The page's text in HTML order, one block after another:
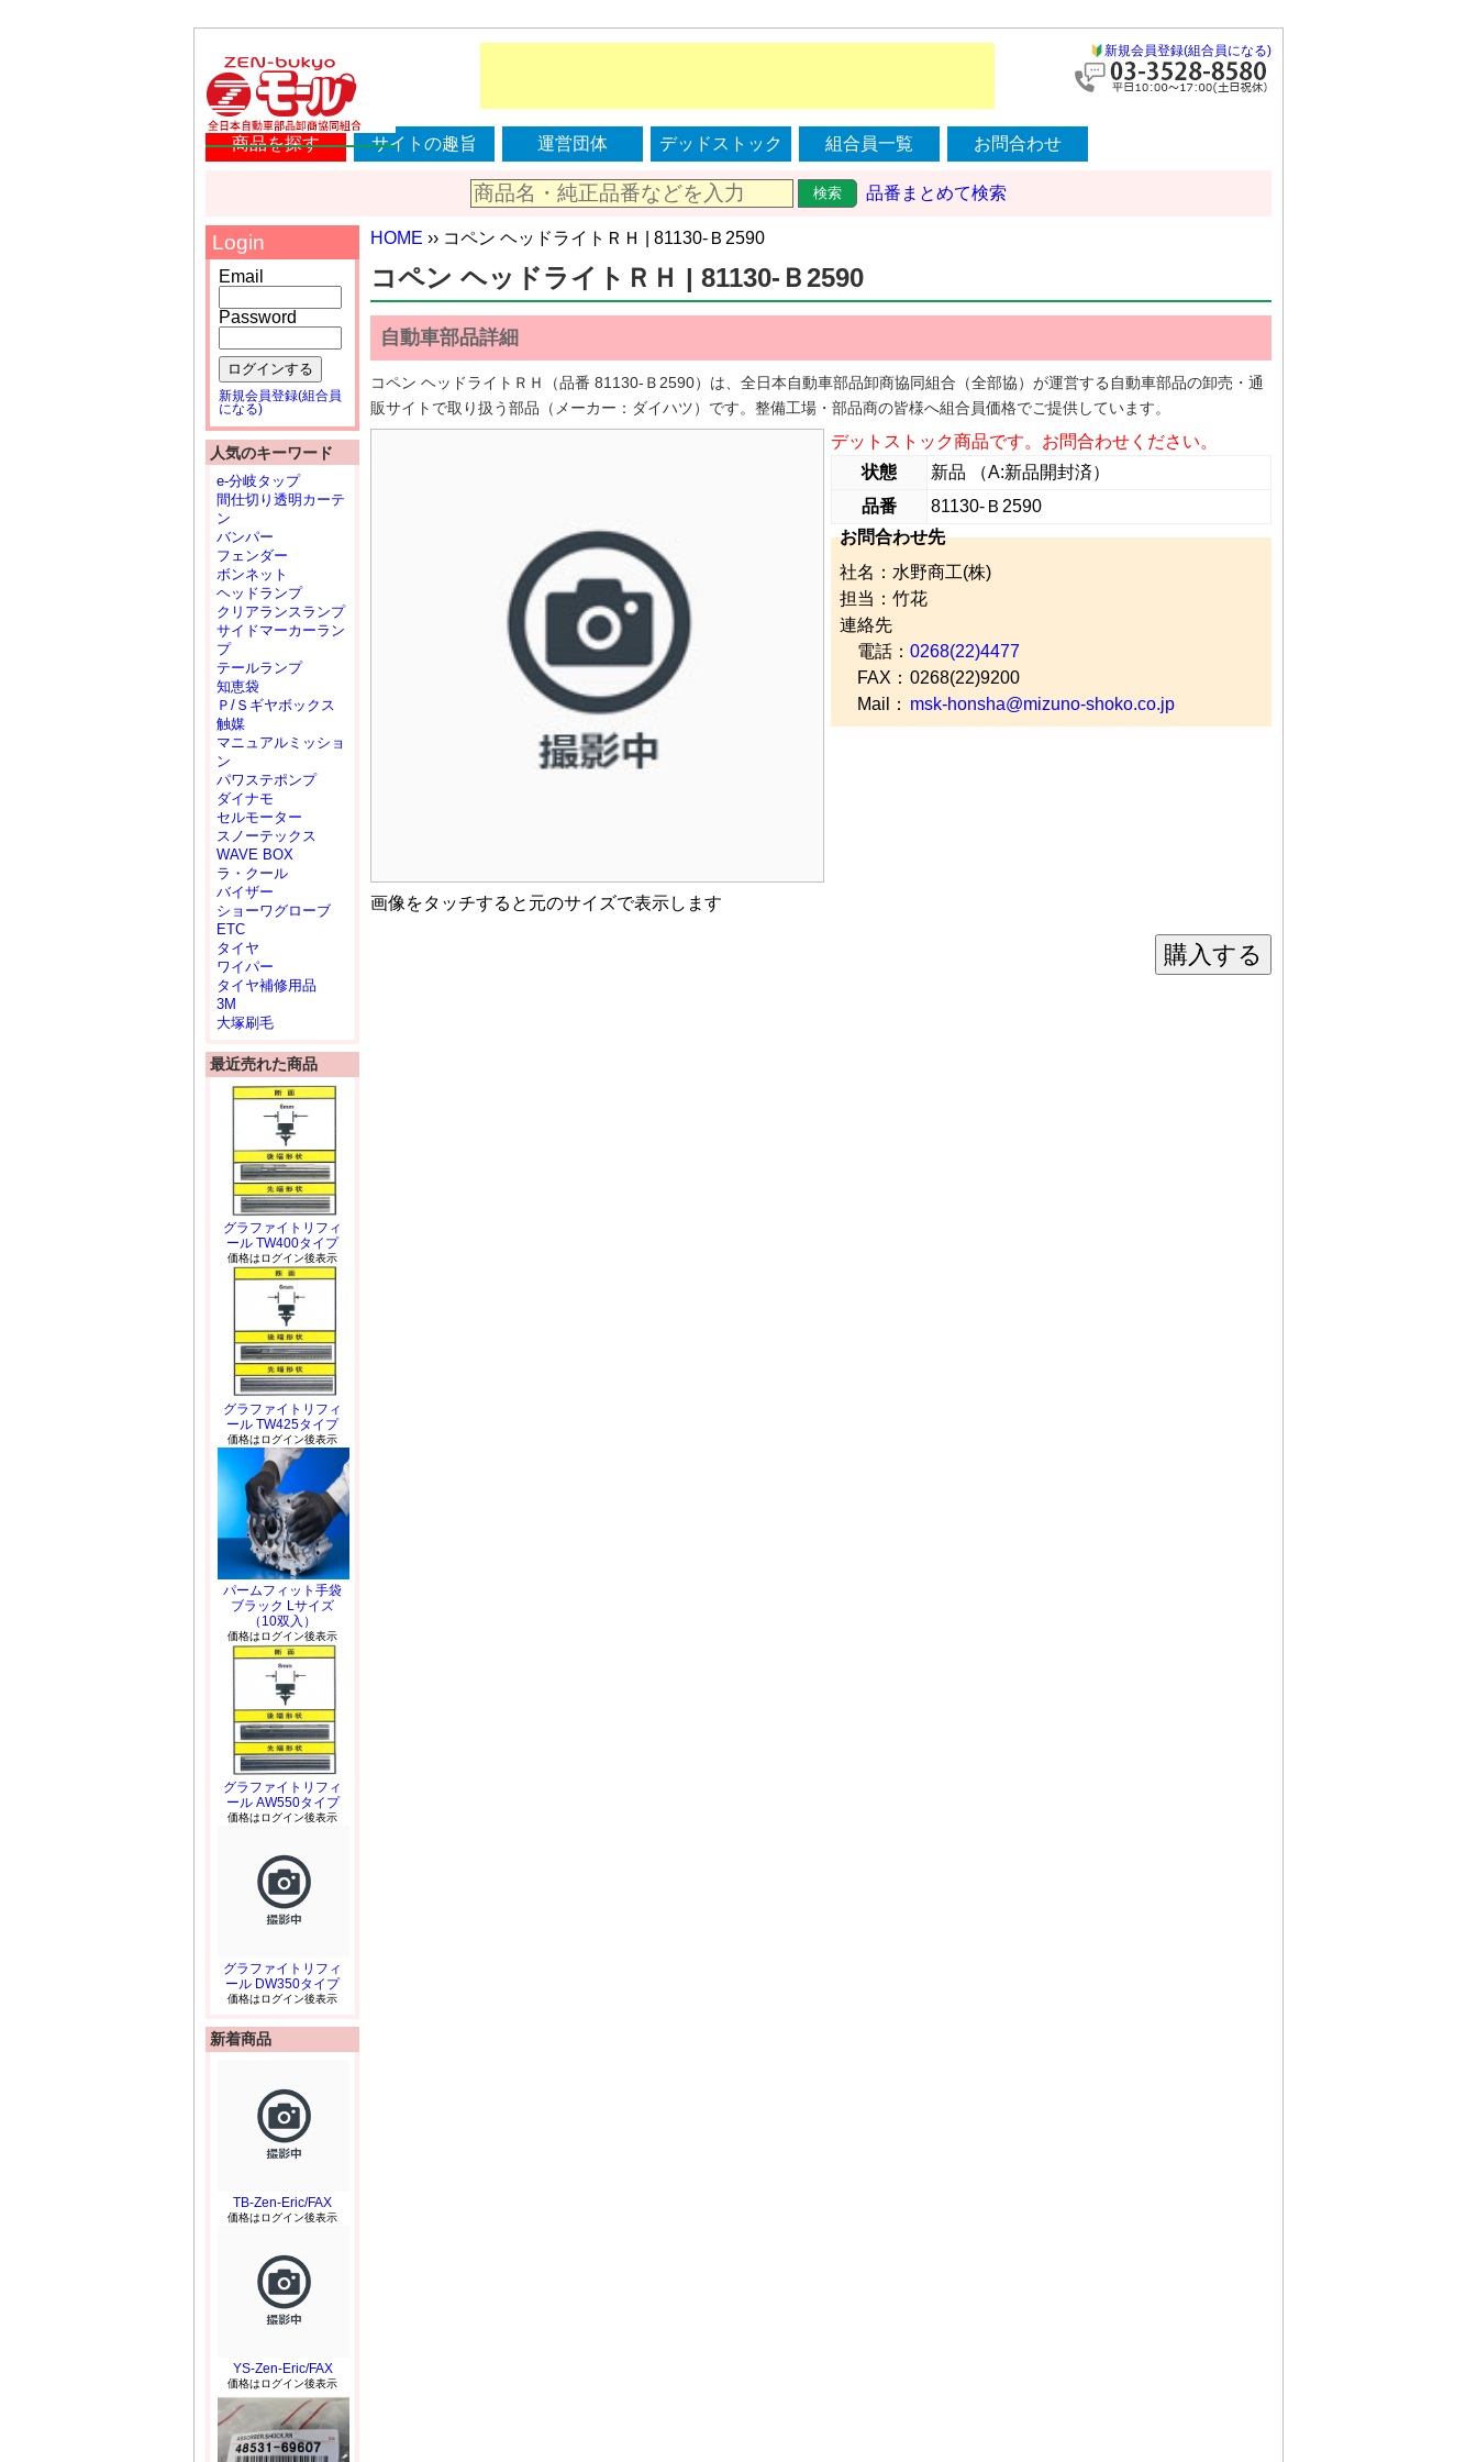
新規会員登録(組合員になる)
商品を探す サイトの趣旨 運営団体 デッドストック 組合員一覧 お問合わせ
検索 品番まとめて検索
HOME ›› コペン ヘッドライトＲＨ | 81130-Ｂ2590
コペン ヘッドライトＲＨ | 81130-Ｂ2590
自動車部品詳細
コペン ヘッドライトＲＨ（品番 81130-Ｂ2590）は、全日本自動車部品卸商協同組合（全部協）が運営する自動車部品の卸売・通
販サイトで取り扱う部品（メーカー：ダイハツ）です。整備工場・部品商の皆様へ組合員価格でご提供しています。
画像をタッチすると元のサイズで表示します
デットストック商品です。お問合わせください。
状態
新品 （A:新品開封済）
品番
81130-Ｂ2590
お問合わせ先
社名：水野商工(株)
担当：竹花
連絡先
電話： 0268(22)4477
FAX： 0268(22)9200
Mail： msk-honsha@mizuno-shoko.co.jp
購入する
Login
Email
Password
ログインする
新規会員登録(組合員
になる)
人気のキーワード
e-分岐タップ
間仕切り透明カーテ
ン
バンパー
フェンダー
ボンネット
ヘッドランプ
クリアランスランプ
サイドマーカーラン
プ
テールランプ
知恵袋
Ｐ/Ｓギヤボックス
触媒
マニュアルミッショ
ン
パワステポンプ
ダイナモ
セルモーター
スノーテックス
WAVE BOX
ラ・クール
バイザー
ショーワグローブ
ETC
タイヤ
ワイパー
タイヤ補修用品
3M
大塚刷毛
最近売れた商品
グラファイトリフィ
ール TW400タイプ
価格はログイン後表示
グラファイトリフィ
ール TW425タイプ
価格はログイン後表示
パームフィット手袋
ブラック Lサイズ
（10双入）
価格はログイン後表示
グラファイトリフィ
ール AW550タイプ
価格はログイン後表示
グラファイトリフィ
ール DW350タイプ
価格はログイン後表示
新着商品
TB-Zen-Eric/FAX
価格はログイン後表示
YS-Zen-Eric/FAX
価格はログイン後表示